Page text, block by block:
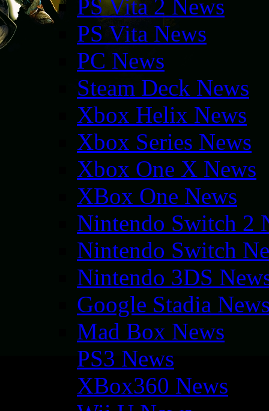
PS Vita 2 News
PS Vita News
PC News
Steam Deck News
Xbox Helix News
Xbox Series News
Xbox One X News
XBox One News
Nintendo Switch 2
Nintendo Switch
Nintendo 3DS
Google Stadia
Mad Box News
PS3 News
XBox360 News